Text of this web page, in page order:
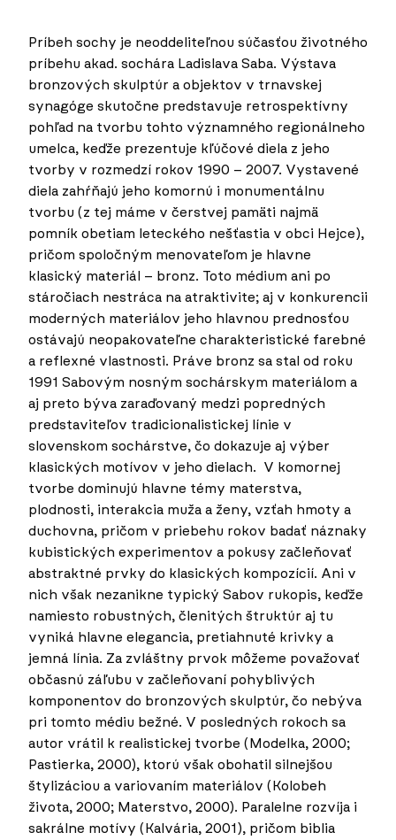
Príbeh sochy je neoddeliteľnou súčasťou životného
príbehu akad. sochára Ladislava Saba. Výstava
bronzových skulptúr a objektov v trnavskej
synagóge skutočne predstavuje retrospektívny
pohľad na tvorbu tohto významného regionálneho
umelca, keďže prezentuje kľúčové diela z jeho
tvorby v rozmedzí rokov 1990 – 2007. Vystavené
diela zahŕňajú jeho komornú i monumentálnu
tvorbu (z tej máme v čerstvej pamäti najmä
pomník obetiam leteckého nešťastia v obci Hejce),
pričom spoločným menovateľom je hlavne
klasický materiál – bronz. Toto médium ani po
stáročiach nestráca na atraktivite; aj v konkurencii
moderných materiálov jeho hlavnou prednosťou
ostávajú neopakovateľne charakteristické farebné
a reflexné vlastnosti. Práve bronz sa stal od roku
1991 Sabovým nosným sochárskym materiálom a
aj preto býva zaraďovaný medzi popredných
predstaviteľov tradicionalistickej línie v
slovenskom sochárstve, čo dokazuje aj výber
klasických motívov v jeho dielach. V komornej
tvorbe dominujú hlavne témy materstva,
plodnosti, interakcia muža a ženy, vzťah hmoty a
duchovna, pričom v priebehu rokov badať náznaky
kubistických experimentov a pokusy začleňovať
abstraktné prvky do klasických kompozícií. Ani v
nich však nezanikne typický Sabov rukopis, keďže
namiesto robustných, členitých štruktúr aj tu
vyniká hlavne elegancia, pretiahnuté krivky a
jemná línia. Za zvláštny prvok môžeme považovať
občasnú záľubu v začleňovaní pohyblivých
komponentov do bronzových skulptúr, čo nebýva
pri tomto médiu bežné. V posledných rokoch sa
autor vrátil k realistickej tvorbe (Modelka, 2000;
Pastierka, 2000), ktorú však obohatil silnejšou
štylizáciou a variovaním materiálov (Kolobeh
života, 2000; Materstvo, 2000). Paralelne rozvíja i
sakrálne motívy (Kalvária, 2001), pričom biblia